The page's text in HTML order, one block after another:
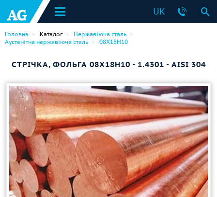
UK
Головна Каталог
Нержавіюча сталь
Аустенітна нержавіюча сталь
08Х18Н10
СТРІЧКА, ФОЛЬГА 08Х18Н10 - 1.4301 - AISI 304